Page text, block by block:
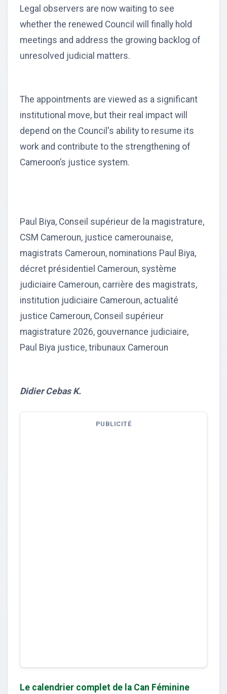
Legal observers are now waiting to see
whether the renewed Council will finally hold
meetings and address the growing backlog of
unresolved judicial matters.
The appointments are viewed as a significant
institutional move, but their real impact will
depend on the Council's ability to resume its
work and contribute to the strengthening of
Cameroon’s justice system.
Paul Biya, Conseil supérieur de la magistrature,
CSM Cameroun, justice camerounaise,
magistrats Cameroun, nominations Paul Biya,
décret présidentiel Cameroun, système
judiciaire Cameroun, carrière des magistrats,
institution judiciaire Cameroun, actualité
justice Cameroun, Conseil supérieur
magistrature 2026, gouvernance judiciaire,
Paul Biya justice, tribunaux Cameroun
Didier Cebas K.
PUBLICITÉ
Le calendrier complet de la Can Féminine